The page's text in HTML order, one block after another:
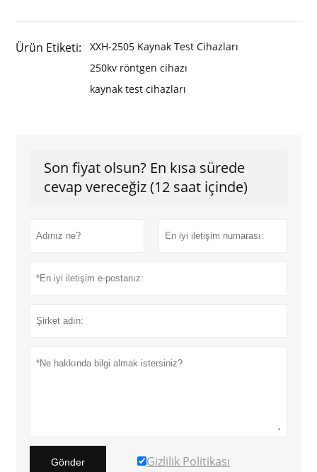
Ürün Etiketi:
XXH-2505 Kaynak Test Cihazları
250kv röntgen cihazı
kaynak test cihazları
Son fiyat olsun? En kısa sürede
cevap vereceğiz (12 saat içinde)
Gönder Gizlilik Politikası